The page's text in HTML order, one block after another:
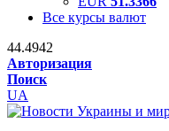
Все курсы валют
44.4942
Авторизация
Поиск
UA